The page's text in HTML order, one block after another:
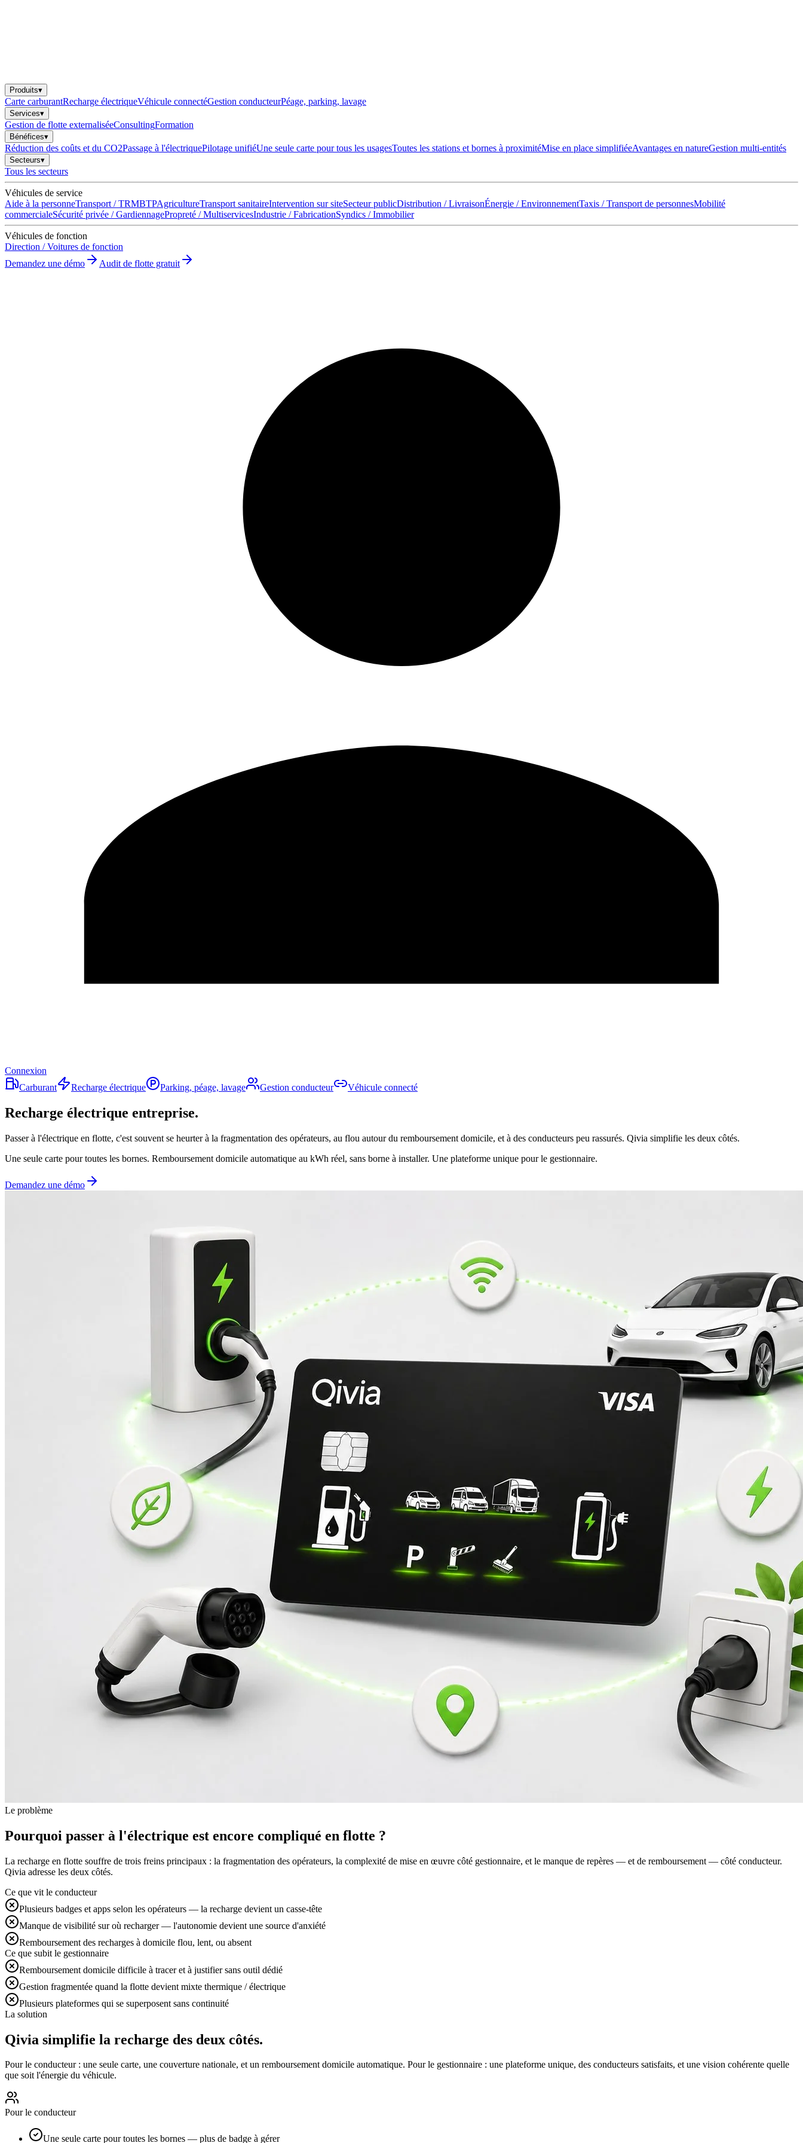
Produits▾
Carte carburantRecharge électriqueVéhicule connectéGestion conducteurPéage, parking, lavage
Services▾
Gestion de flotte externaliséeConsultingFormation
Bénéfices▾
Réduction des coûts et du CO2Passage à l'électriquePilotage unifiéUne seule carte pour tous les usagesToutes les stations et bornes à proximitéMise en place simplifiéeAvantages en natureGestion multi-entités
Secteurs▾
Tous les secteurs
Véhicules de service
Aide à la personneTransport / TRMBTPAgricultureTransport sanitaireIntervention sur siteSecteur publicDistribution / LivraisonÉnergie / EnvironnementTaxis / Transport de personnesMobilité
commercialeSécurité privée / GardiennagePropreté / MultiservicesIndustrie / FabricationSyndics / Immobilier
Véhicules de fonction
Direction / Voitures de fonction
Demandez une démo
Audit de flotte gratuit
Connexion
Carburant
Recharge électrique Parking, péage, lavage Gestion conducteur Véhicule connecté
Recharge électrique entreprise.
Passer à l'électrique en flotte, c'est souvent se heurter à la fragmentation des opérateurs, au flou autour du remboursement domicile, et à des conducteurs peu rassurés. Qivia simplifie les deux côtés.
Une seule carte pour toutes les bornes. Remboursement domicile automatique au kWh réel, sans borne à installer. Une plateforme unique pour le gestionnaire.
Demandez une démo
Le problème
Pourquoi passer à l'électrique est encore compliqué en flotte ?
La recharge en flotte souffre de trois freins principaux : la fragmentation des opérateurs, la complexité de mise en œuvre côté gestionnaire, et le manque de repères — et de remboursement — côté conducteur.
Qivia adresse les deux côtés.
Ce que vit le conducteur
Plusieurs badges et apps selon les opérateurs — la recharge devient un casse-tête
Manque de visibilité sur où recharger — l'autonomie devient une source d'anxiété
Remboursement des recharges à domicile flou, lent, ou absent
Ce que subit le gestionnaire
Remboursement domicile difficile à tracer et à justifier sans outil dédié
Gestion fragmentée quand la flotte devient mixte thermique / électrique
Plusieurs plateformes qui se superposent sans continuité
La solution
Qivia simplifie la recharge des deux côtés.
Pour le conducteur : une seule carte, une couverture nationale, et un remboursement domicile automatique. Pour le gestionnaire : une plateforme unique, des conducteurs satisfaits, et une vision cohérente quelle
que soit l'énergie du véhicule.
Pour le conducteur
Une seule carte pour toutes les bornes — plus de badge à gérer